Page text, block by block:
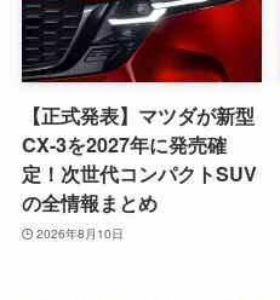
【正式発表】マツダが新型
CX-3を2027年に発売確
定！次世代コンパクトSUV
の全情報まとめ
2026年8月10日